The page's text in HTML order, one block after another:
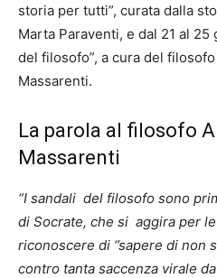
storia per tutti”, curata dalla
Marta Paraventi, e dal 21 al 25
del filosofo”, a cura del
Massarenti.
La parola al filosofo
Massarenti
“I sandali del filosofo sono
di Socrate, che si aggira per
riconoscere di ‘’sapere di non
contro tanta saccenza virale